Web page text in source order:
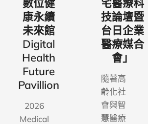
數位健
康永續
未來館
Digital
Health
Future
Pavillion
2026
Medical
宅醫療科
技論壇暨
台日企業
醫療媒合
會」
隨著高
齡化社
會與智
慧醫療